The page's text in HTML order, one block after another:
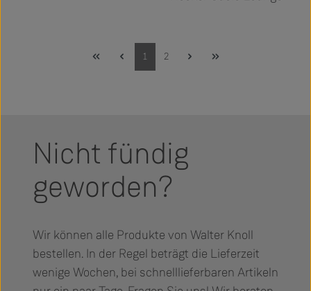
Seite
1 Seite
2
Nicht fündig
geworden?
Wir können alle Produkte von Walter Knoll
bestellen. In der Regel beträgt die Lieferzeit
wenige Wochen, bei schnelllieferbaren Artikeln